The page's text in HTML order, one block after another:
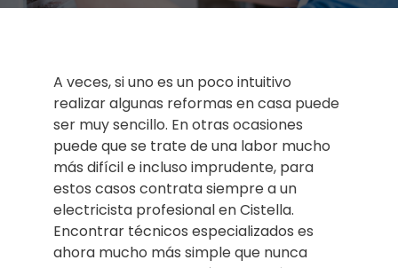
A veces, si uno es un poco intuitivo
realizar algunas reformas en casa puede
ser muy sencillo. En otras ocasiones
puede que se trate de una labor mucho
más difícil e incluso imprudente, para
estos casos contrata siempre a un
electricista profesional en Cistella.
Encontrar técnicos especializados es
ahora mucho más simple que nunca